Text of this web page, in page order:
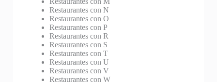
Restaurantes con N
Restaurantes con O
Restaurantes con P
Restaurantes con R
Restaurantes con S
Restaurantes con T
Restaurantes con U
Restaurantes con V
Restaurantes con W